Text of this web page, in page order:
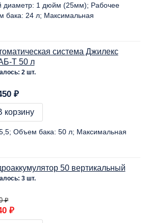
диаметр: 1 дюйм (25мм)
Рабочее
бака: 24 л Максимальная
система Джилекс
Т 50 л
2 шт.
₽
корзину
Объем бака: 50 л Максимальная
50 вертикальный
3 шт.
₽
₽